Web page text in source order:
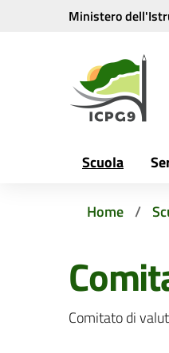
Vai ai contenuti
Vai al menu di navigazione
Ministero
Scuola
Home
Comitato di